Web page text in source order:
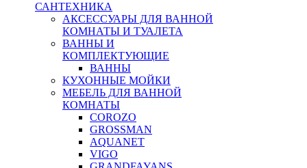
САНТЕХНИКА
АКСЕССУАРЫ ДЛЯ ВАННОЙ
КОМНАТЫ И ТУАЛЕТА
ВАННЫ И
КОМПЛЕКТУЮЩИЕ
ВАННЫ
КУХОННЫЕ МОЙКИ
МЕБЕЛЬ ДЛЯ ВАННОЙ
КОМНАТЫ
COROZO
GROSSMAN
AQUANET
VIGO